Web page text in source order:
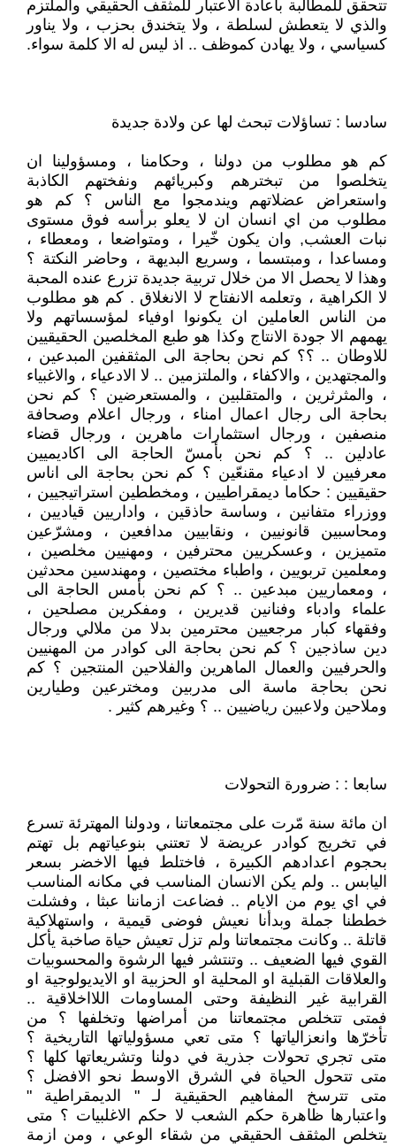
تتحقق للمطالبة باعادة الاعتبار للمثقف الحقيقي والملتزم
والذي لا يتعطش لسلطة ، ولا يتخندق بحزب ، ولا يناور
كسياسي ، ولا يهادن كموظف .. اذ ليس له الا كلمة سواء.
سادسا : تساؤلات تبحث لها عن ولادة جديدة
كم هو مطلوب من دولنا ، وحكامنا ، ومسؤولينا ان
يتخلصوا من تبخترهم وكبريائهم ونفختهم الكاذبة
واستعراض عضلاتهم ويندمجوا مع الناس ؟ كم هو
مطلوب من اي انسان ان لا يعلو برأسه فوق مستوى
نبات العشب, وان يكون خّيرا ، ومتواضعا ، ومعطاء ،
ومساعدا ، ومبتسما ، وسريع البديهة ، وحاضر النكتة ؟
وهذا لا يحصل الا من خلال تربية جديدة تزرع عنده المحبة
لا الكراهية ، وتعلمه الانفتاح لا الانغلاق . كم هو مطلوب
من الناس العاملين ان يكونوا اوفياء لمؤسساتهم ولا
يهمهم الا جودة الانتاج وكذا هو طبع المخلصين الحقيقيين
للاوطان .. ؟؟ كم نحن بحاجة الى المثقفين المبدعين ،
والمجتهدين ، والاكفاء ، والملتزمين .. لا الادعياء ، والاغبياء
، والمثرثرين ، والمتقلبين ، والمستعرضين ؟ كم نحن
بحاجة الى رجال اعمال امناء ، ورجال اعلام وصحافة
منصفين ، ورجال استثمارات ماهرين ، ورجال قضاء
عادلين .. ؟ كم نحن بأمسّ الحاجة الى اكاديميين
معرفيين لا ادعياء مقنعّين ؟ كم نحن بحاجة الى اناس
حقيقيين : حكاما ديمقراطيين ، ومخططين استراتيجيين ،
ووزراء متفانين ، وساسة حاذقين ، واداريين قياديين ،
ومحاسبين قانونيين ، ونقابيين مدافعين ، ومشرّعين
متميزين ، وعسكريين محترفين ، ومهنيين مخلصين ،
ومعلمين تربويين ، واطباء مختصين ، ومهندسين محدثين
، ومعماريين مبدعين .. ؟ كم نحن بأمس الحاجة الى
علماء وادباء وفنانين قديرين ، ومفكرين مصلحين ،
وفقهاء كبار مرجعيين محترمين بدلا من ملالي ورجال
دين ساذجين ؟ كم نحن بحاجة الى كوادر من المهنيين
والحرفيين والعمال الماهرين والفلاحين المنتجين ؟ كم
نحن بحاجة ماسة الى مدربين ومخترعين وطيارين
وملاحين ولاعبين رياضيين .. ؟ وغيرهم كثير .
سابعا : : ضرورة التحولات
ان مائة سنة مّرت على مجتمعاتنا ، ودولنا المهترئة تسرع
في تخريج كوادر عريضة لا تعتني بنوعياتهم بل تهتم
بحجوم اعدادهم الكبيرة ، فاختلط فيها الاخضر بسعر
اليابس .. ولم يكن الانسان المناسب في مكانه المناسب
في اي يوم من الايام .. فضاعت ازماننا عبثا ، وفشلت
خططنا جملة وبدأنا نعيش فوضى قيمية ، واستهلاكية
قاتلة .. وكانت مجتمعاتنا ولم تزل تعيش حياة صاخبة يأكل
القوي فيها الضعيف .. وتنتشر فيها الرشوة والمحسوبيات
والعلاقات القبلية او المحلية او الحزبية او الايديولوجية او
القرابية غير النظيفة وحتى المساومات اللااخلاقية ..
فمتى تتخلص مجتمعاتنا من أمراضها وتخلفها ؟ من
تأخرّها وانعزالياتها ؟ متى تعي مسؤولياتها التاريخية ؟
متى تجري تحولات جذرية في دولنا وتشريعاتها كلها ؟
متى تتحول الحياة في الشرق الاوسط نحو الافضل ؟
متى تترسخ المفاهيم الحقيقية لـ " الديمقراطية "
واعتبارها ظاهرة حكم الشعب لا حكم الاغلبيات ؟ متى
يتخلص المثقف الحقيقي من شقاء الوعي ، ومن ازمة